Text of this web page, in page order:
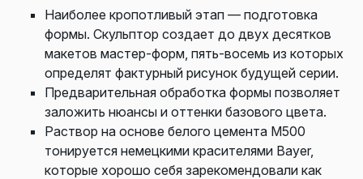
Наиболее кропотливый этап — подготовка
формы. Скульптор создает до двух десятков
макетов мастер-форм, пять-восемь из которых
определят фактурный рисунок будущей серии.
Предварительная обработка формы позволяет
заложить нюансы и оттенки базового цвета.
Раствор на основе белого цемента М500
тонируется немецкими красителями Bayer,
которые хорошо себя зарекомендовали как